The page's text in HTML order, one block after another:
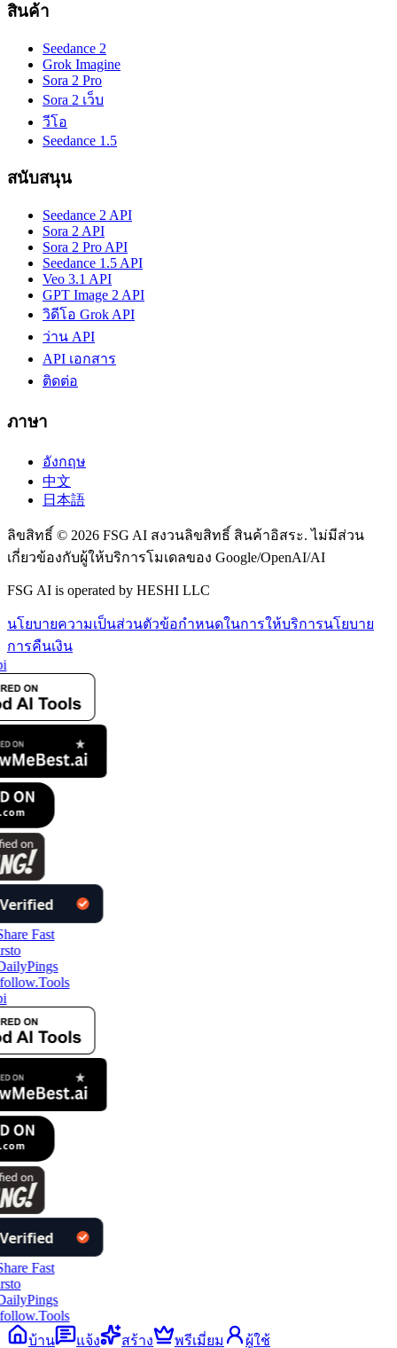
สินค้า
Seedance 2
Grok Imagine
Sora 2 Pro
Sora 2 เว็บ
วีโอ
Seedance 1.5
สนับสนุน
Seedance 2 API
Sora 2 API
Sora 2 Pro API
Seedance 1.5 API
Veo 3.1 API
GPT Image 2 API
วิดีโอ Grok API
ว่าน API
API เอกสาร
ติดต่อ
ภาษา
อังกฤษ
中文
日本語
ลิขสิทธิ์ © 2026 FSG AI สงวนลิขสิทธิ์ สินค้าอิสระ. ไม่มีส่วน
เกี่ยวข้องกับผู้ให้บริการโมเดลของ Google/OpenAI/AI
FSG AI is operated by HESHI LLC
นโยบายความเป็นส่วนตัวข้อกำหนดในการให้บริการนโยบาย
การคืนเงิน
บ้าน
แจ้ง สร้าง พรีเมี่ยม ผู้ใช้